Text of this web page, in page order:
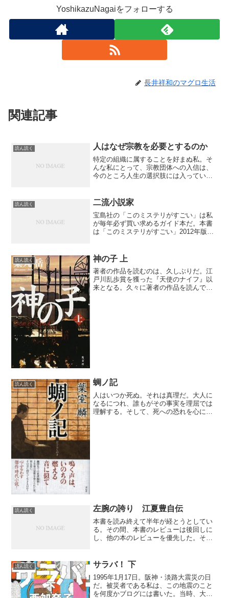
YoshikazuNagaiをフォローする
長井祥和のマグロ生活
関連記事
読ん読く 人はなぜ宗教を必要とするのか
特定の組織に属することを好まぬ私。そ
んな私にとって、宗教団体への入信は、
今のところ人生の選択肢には入っていな
古刹や神社には旅行の際によく訪れてい
る。そのくせ、結婚式はキ...
読ん読く 二流小説家
宝島社の「このミステリがすごい」は私
が毎年必ず買い求めるガイド本だ。本書
は「このミステリがすごい」2012年版の
テリ、SFなどジャンルごとに筆名を使い
分けている。糊口を...
読ん読く 神の子 上
著者の作品を読むのは、久しぶりだ。江
戸川乱歩賞を獲った『天使のナイフ』以
来となる。久々に著者の作品を読んでみ
読ん読く 蜩ノ記
人はいつか死ぬ。それは真理だ。大人に
なるにつれ、誰もがその事実を理屈では
理解する。そして、死への恐れを心に抱
読ん読く 左腕の誇り 江夏豊自伝
本書を読み終えて半年が経とうとしてい
る。その間、本書のレビューは後回しに
し、他の本のレビューを優先した。それ
その事件とは、清原さんの覚醒剤による
逮捕。逮捕以来二週間がす...
読ん読く サラバ！ 下
1995年1月17日。阪神・淡路大震災の日
だ。被災者である私は、この地震のこと
を何度かブログには書いた。当時、大阪